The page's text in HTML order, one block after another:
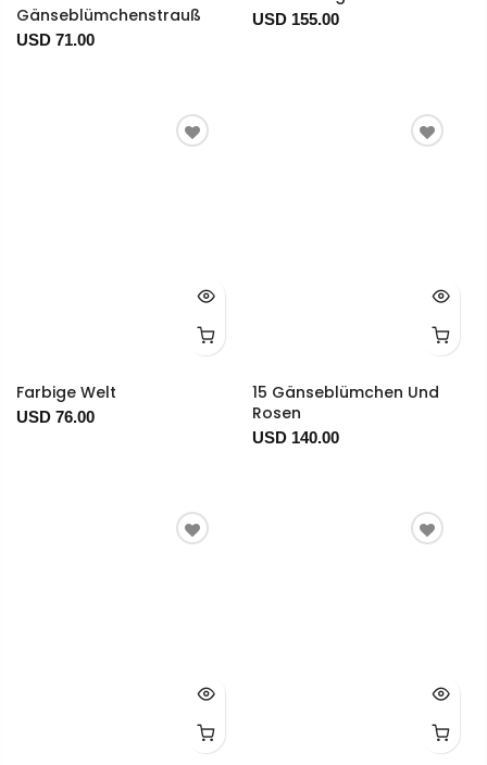
Gänseblümchenstrauß
USD 71.00
USD 155.00
Farbige Welt
USD 76.00
15 Gänseblümchen Und
Rosen
USD 140.00